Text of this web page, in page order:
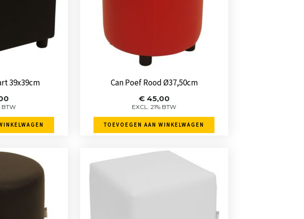
39x39cm
BTW
Can Poef Rood Ø37,50cm
€45,00
EXCL. 21% BTW
TOEVOEGEN AAN WINKELWAGEN